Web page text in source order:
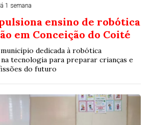
1 semana
ensino de robótica
em Conceição do Coité
dedicada à robótica
tecnologia para preparar crianças e
do futuro